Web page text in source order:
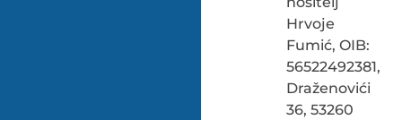
Hrvoje
Fumić, OIB:
56522492381,
Draženovići
36, 53260